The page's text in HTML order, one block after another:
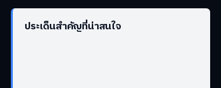
ประเด็นสำคัญที่น่าสนใจ